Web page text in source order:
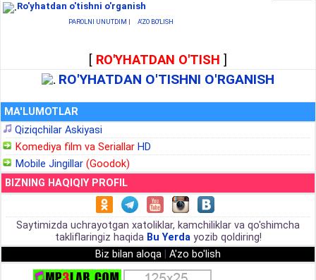
Ro'yhatdan o'tishni o'rganish
PAROLNI UNUTDIM | A'ZO BO'LISH
[ RO'YHATDAN O'TISH ]
RO'YHATDAN O'TISHNI O'RGANISH
MA'LUMOTLAR
Qiziqchilar Askiyasi
Komediya film va Seriallar HD
Mobile Jingillar (Goodok)
BIZNING HAQIQIY PROFIL
Saytimizda uchrayotgan xatoliklar, kamchiliklar va qo'shimcha
takliflaringiz haqida Bu Yerdayozib qoldiring!
Biz bilan aloqa
A'zo bo'lish